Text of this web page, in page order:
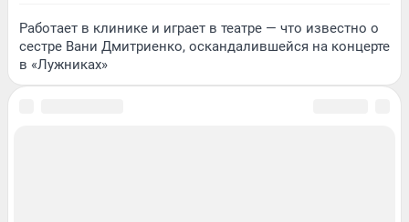
Работает в клинике и играет в театре — что известно о
сестре Вани Дмитриенко, оскандалившейся на концерте
в «Лужниках»